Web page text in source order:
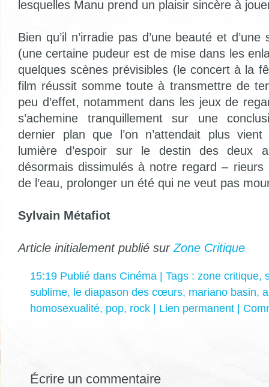
lesquelles Manu prend un plaisir sincère à
Bien qu’il n’irradie pas d’une beauté et
(une certaine pudeur est de mise dans les
quelques scènes prévisibles (le concert à la
film réussit somme toute à transmettre de
peu d’effet, notamment dans les jeux de
s’achemine tranquillement sur une
dernier plan que l’on n’attendait plus
lumière d’espoir sur le destin des deux
désormais dissimulés à notre regard –
de l’eau, prolonger un été qui ne veut pas
Sylvain Métafiot
Article initialement publié sur Zone Critique
15:19 Publié dans Cinéma | Tags : zone critique,
sublime, le diapason des cœurs, mariano basin,
homosexualité, pop, rock | Lien permanent |
Écrire un commentaire